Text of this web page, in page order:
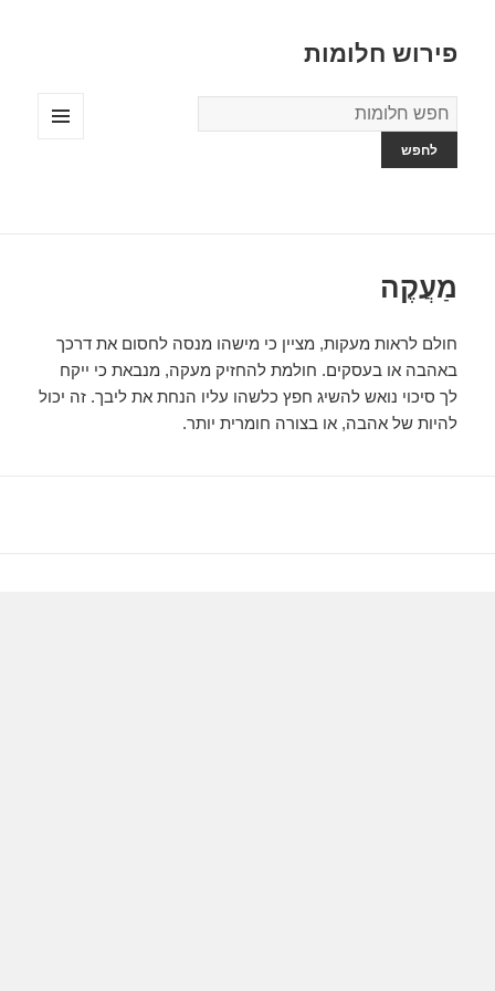
פירוש חלומות
מילון
החלומות
מַעֲקֶה
חולם לראות מעקות, מציין כי מישהו מנסה לחסום את דרכך
באהבה או בעסקים. חולמת להחזיק מעקה, מנבאת כי ייקח
לך סיכוי נואש להשיג חפץ כלשהו עליו הנחת את ליבך. זה יכול
להיות של אהבה, או בצורה חומרית יותר.